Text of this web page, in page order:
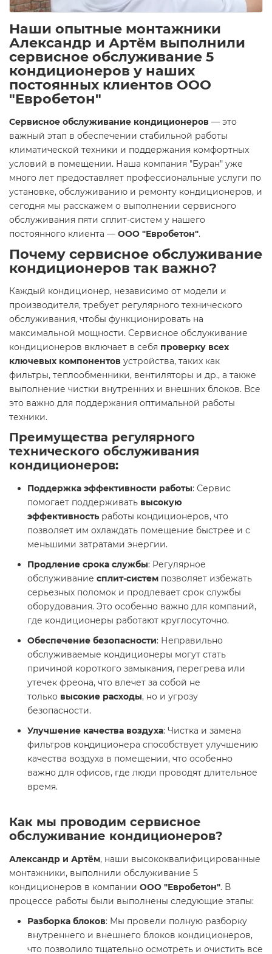
Наши опытные монтажники
Александр и Артём выполнили
сервисное обслуживание 5
кондиционеров у наших
постоянных клиентов ООО
"Евробетон"
Сервисное обслуживание кондиционеров — это
важный этап в обеспечении стабильной работы
климатической техники и поддержания комфортных
условий в помещении. Наша компания "Буран" уже
много лет предоставляет профессиональные услуги по
установке, обслуживанию и ремонту кондиционеров, и
сегодня мы расскажем о выполнении сервисного
обслуживания пяти сплит-систем у нашего
постоянного клиента — ООО "Евробетон".
Почему сервисное обслуживание
кондиционеров так важно?
Каждый кондиционер, независимо от модели и
производителя, требует регулярного технического
обслуживания, чтобы функционировать на
максимальной мощности. Сервисное обслуживание
кондиционеров включает в себя проверку всех
ключевых компонентов устройства, таких как
фильтры, теплообменники, вентиляторы и др., а также
выполнение чистки внутренних и внешних блоков. Все
это важно для поддержания оптимальной работы
техники.
Преимущества регулярного
технического обслуживания
кондиционеров:
Поддержка эффективности работы: Сервис
помогает поддерживать высокую
эффективность работы кондиционеров, что
позволяет им охлаждать помещение быстрее и с
меньшими затратами энергии.
Продление срока службы: Регулярное
обслуживание сплит-систем позволяет избежать
серьезных поломок и продлевает срок службы
оборудования. Это особенно важно для компаний,
где кондиционеры работают круглосуточно.
Обеспечение безопасности: Неправильно
обслуживаемые кондиционеры могут стать
причиной короткого замыкания, перегрева или
утечек фреона, что влечет за собой не
только высокие расходы, но и угрозу
безопасности.
Улучшение качества воздуха: Чистка и замена
фильтров кондиционера способствует улучшению
качества воздуха в помещении, что особенно
важно для офисов, где люди проводят длительное
время.
Как мы проводим сервисное
обслуживание кондиционеров?
Александр и Артём, наши высококвалифицированные
монтажники, выполнили обслуживание 5
кондиционеров в компании ООО "Евробетон". В
процессе работы были выполнены следующие этапы:
Разборка блоков: Мы провели полную разборку
внутреннего и внешнего блоков кондиционеров,
что позволило тщательно осмотреть и очистить все